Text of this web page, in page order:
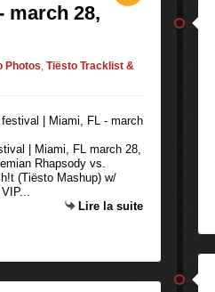
march 28,
Photos Tiësto Tracklist &
| Miami, FL march 28,
Rhapsody vs.
(Tiësto Mashup) w/
Lire la suite